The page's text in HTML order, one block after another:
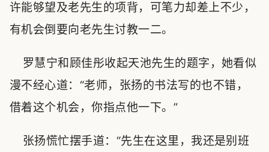
许能够望及老先生的项背，可笔力却差上不少，
有机会倒要向老先生讨教一二。
罗慧宁和顾佳彤收起天池先生的题字，她看似
漫不经心道：“老师，张扬的书法写的也不错，
借着这个机会，你指点他一下。”
张扬慌忙摆手道：“先生在这里，我还是别班